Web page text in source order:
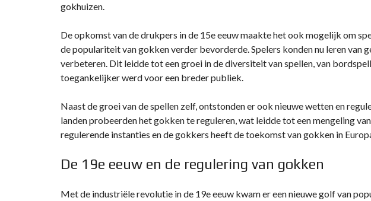
gokhuizen.
De opkomst van de drukpers in de 15e eeuw maakte het ook mogelijk om
de populariteit van gokken verder bevorderde. Spelers konden nu leren van
verbeteren. Dit leidde tot een groei in de diversiteit van spellen, van
toegankelijker werd voor een breder publiek.
Naast de groei van de spellen zelf, ontstonden er ook nieuwe wetten en
landen probeerden het gokken te reguleren, wat leidde tot een mengeling
regulerende instanties en de gokkers heeft de toekomst van gokken in
De 19e eeuw en de regulering van gokken
Met de industriële revolutie in de 19e eeuw kwam er een nieuwe golf van